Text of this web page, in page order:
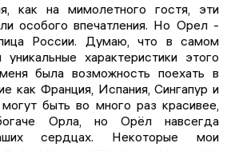
как на мимолетного гостя, эти
особого впечатления. Но Орел -
России. Думаю, что в самом
уникальные характеристики этого
была возможность поехать в
как Франция, Испания, Сингапур и
быть во много раз красивее,
Орла, но Орёл навсегда
сердцах. Некоторые мои